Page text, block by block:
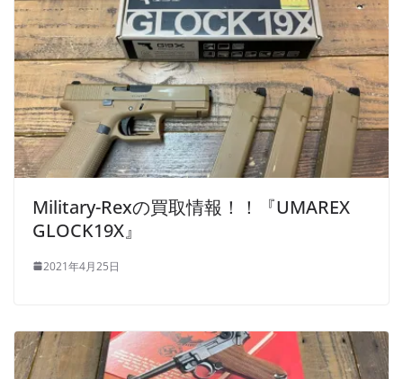
Military-Rexの買取情報！！『UMAREX
GLOCK19X』
2021年4月25日